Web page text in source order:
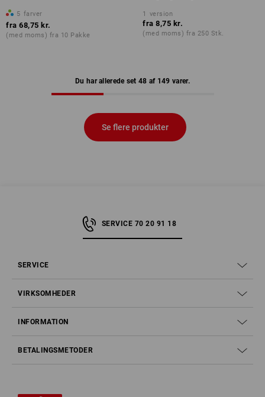
5 farver
fra 68,75 kr.
(med moms) fra 10 Pakke
1 version
fra 8,75 kr.
(med moms) fra 250 Stk.
Du har allerede set 48 af 149 varer.
Se flere produkter
SERVICE 70 20 91 18
SERVICE
VIRKSOMHEDER
INFORMATION
BETALINGSMETODER